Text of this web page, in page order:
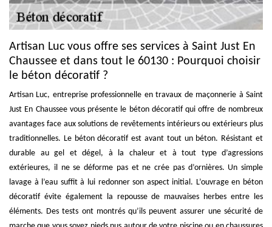
Artisan Luc vous offre ses services à Saint Just En
Chaussee et dans tout le 60130 : Pourquoi choisir
le béton décoratif ?
Artisan Luc, entreprise professionnelle en travaux de maçonnerie à Saint
Just En Chaussee vous présente le béton décoratif qui offre de nombreux
avantages face aux solutions de revêtements intérieurs ou extérieurs plus
traditionnelles. Le béton décoratif est avant tout un béton. Résistant et
durable au gel et dégel, à la chaleur et à tout type d’agressions
extérieures, il ne se déforme pas et ne crée pas d’ornières. Un simple
lavage à l’eau suffit à lui redonner son aspect initial. L’ouvrage en béton
décoratif évite également la repousse de mauvaises herbes entre les
éléments. Des tests ont montrés qu’ils peuvent assurer une sécurité de